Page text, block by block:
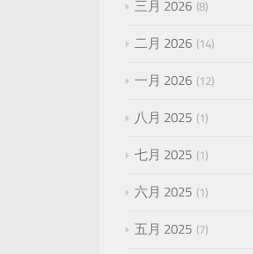
三月 2026 8
二月 2026 14
一月 2026 12
八月 2025 1
七月 2025 1
六月 2025 1
五月 2025 7